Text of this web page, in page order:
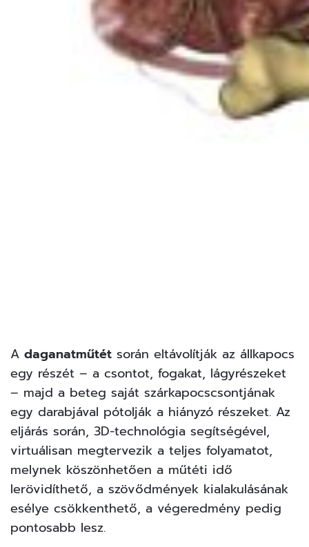
A daganatműtét során eltávolítják az állkapocs
egy részét – a csontot, fogakat, lágyrészeket
– majd a beteg saját szárkapocscsontjának
egy darabjával pótolják a hiányzó részeket. Az
eljárás során, 3D-technológia segítségével,
virtuálisan megtervezik a teljes folyamatot,
melynek köszönhetően a műtéti idő
lerövidíthető, a szövődmények kialakulásának
esélye csökkenthető, a végeredmény pedig
pontosabb lesz.